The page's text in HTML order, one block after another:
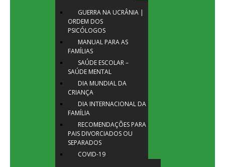
GUERRA NA UCRÂNIA |
ORDEM DOS
PSICÓLOGOS
MANUAL PARA AS
FAMÍLIAS
SAÚDE ESCOLAR –
SAÚDE MENTAL
DIA MUNDIAL DA
CRIANÇA
DIA INTERNACIONAL DA
FAMÍLIA
RECOMENDAÇÕES PARA
PAIS DIVORCIADOS OU
SEPARADOS
COVID-19